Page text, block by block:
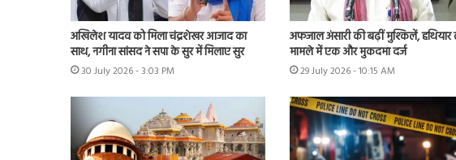
अखिलेश यादव को मिला चंद्रशेखर आजाद का
साथ, नगीना सांसद ने सपा के सुर में मिलाए सुर
30 July 2026 - 3:03 PM
अफजाल अंसारी की बढ़ीं मुश्किलें,
मामले में एक और मुकदमा दर्ज
29 July 2026 - 10:15 AM